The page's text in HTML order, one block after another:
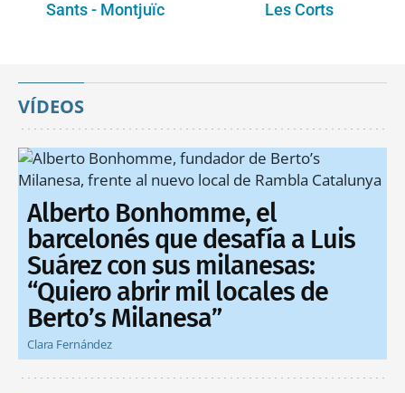
Sants - Montjuïc Les Corts
VÍDEOS
Alberto Bonhomme, el
barcelonés que desafía a Luis
Suárez con sus milanesas:
“Quiero abrir mil locales de
Berto’s Milanesa”
Clara Fernández